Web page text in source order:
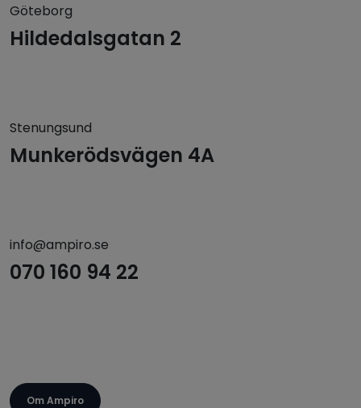
Göteborg
Hildedalsgatan 2
Stenungsund
Munkerödsvägen 4A
info@ampiro.se
070 160 94 22
Om Ampiro